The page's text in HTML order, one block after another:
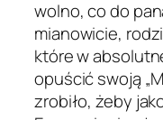
wolno, co do
mianowicie,
które w
opuścić swoją
zrobiło, żeby